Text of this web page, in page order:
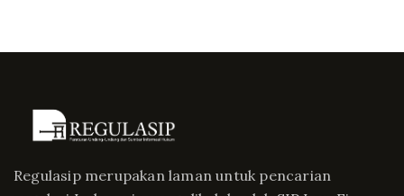
Regulasip merupakan laman untuk pencarian